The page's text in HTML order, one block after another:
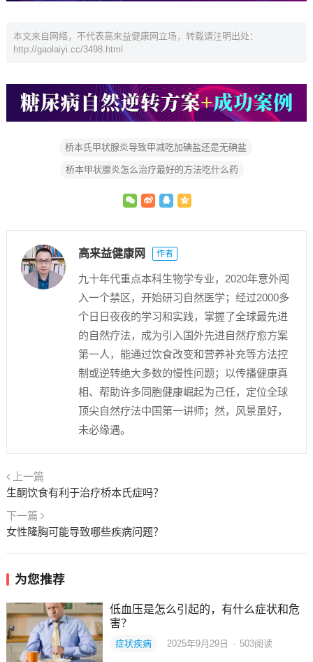
本文来自网络，不代表高来益健康网立场，转载请注明出处：
http://gaolaiyi.cc/3498.html
桥本氏甲状腺炎导致甲减吃加碘盐还是无碘盐
桥本甲状腺炎怎么治疗最好的方法吃什么药
高来益健康网 作者
九十年代重点本科生物学专业，2020年意外闯
入一个禁区，开始研习自然医学；经过2000多
个日日夜夜的学习和实践，掌握了全球最先进
的自然疗法，成为引入国外先进自然疗愈方案
第一人，能通过饮食改变和营养补充等方法控
制或逆转绝大多数的慢性问题；以传播健康真
相、帮助许多同胞健康崛起为己任，定位全球
顶尖自然疗法中国第一讲师；然，风景虽好，
未必缘遇。
上一篇
生酮饮食有利于治疗桥本氏症吗？
下一篇
女性隆胸可能导致哪些疾病问题？
为您推荐
低血压是怎么引起的，有什么症状和危
害？
症状疾病 2025年9月29日 · 503阅读